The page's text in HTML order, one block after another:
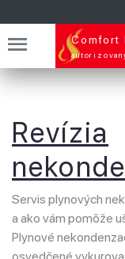
Comfort
Revízia
Servis plynových
a ako vám pomôže
Plynové